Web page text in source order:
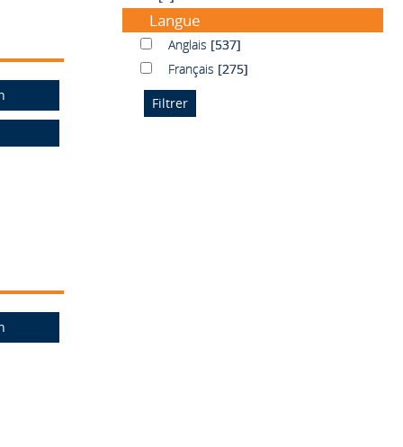
Langue
AnglaisAnglais [537]
FrançaisFrançais [275]